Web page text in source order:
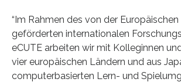
“Im Rahmen des von der Europäischen
geförderten internationalen
eCUTE arbeiten wir mit Kolleginnen
vier europäischen Ländern und aus
computerbasierten Lern- und